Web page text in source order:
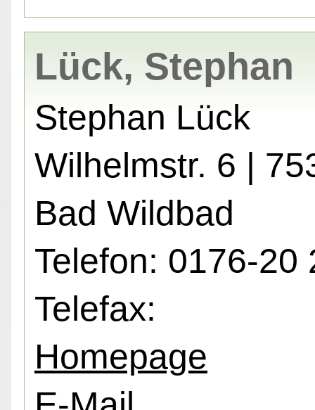
Lück, Stephan
Stephan Lück
Wilhelmstr. 6 |
Bad Wildbad
Telefon: 0176-20
Telefax:
Homepage